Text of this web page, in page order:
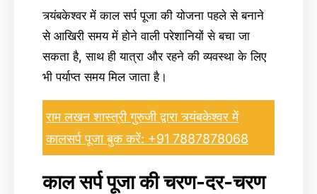
त्र्यंबकेश्वर में काल सर्प पूजा की योजना पहले से बनाने
से आखिरी समय में होने वाली परेशानियों से बचा जा
सकता है, साथ ही यात्रा और रहने की व्यवस्था के लिए
भी पर्याप्त समय मिल जाता है।
राम लखन शास्त्री गुरुजी द्वारा त्र्यंबकेश्वर में
कालसर्प पूजा बुक करें: +91 7887878068
काल सर्प पूजा की चरण-दर-चरण